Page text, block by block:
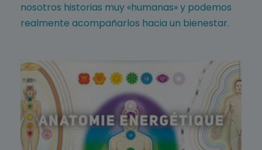
nosotros historias muy «humanas» y podemos
realmente acompañarlos hacia un bienestar.